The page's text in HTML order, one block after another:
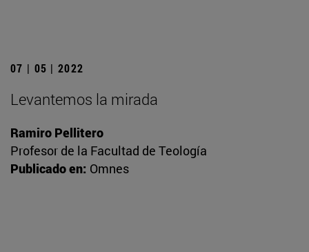
07 | 05 | 2022
Levantemos la mirada
Ramiro Pellitero
Profesor de la Facultad de Teología
Publicado en: Omnes